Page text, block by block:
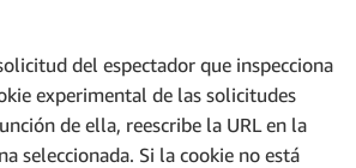
del espectador que inspecciona
experimental de las solicitudes
de ella, reescribe la URL en la
seleccionada. Si la cookie no está